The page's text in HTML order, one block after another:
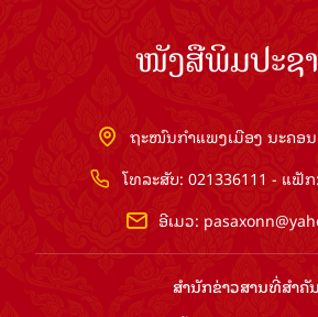
ໜັງສືພິມປະຊ
ຖະໜົນກຳແພງເມືອງ ນະຄອ
ໂທລະສັບ: 021336111 - ແຟັ
ອີເມວ:
ສຳ​ນັກ​ຂ່າວ​ສານ​ທີ່​ສຳ​ຄັນ​